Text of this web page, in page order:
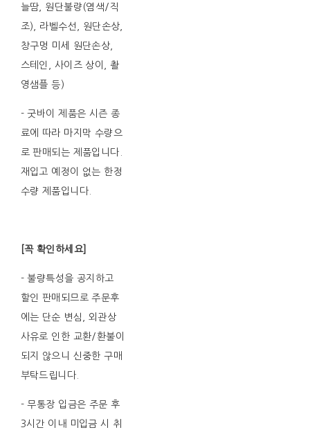
늘땀, 원단불량(염색/직
조), 라벨수선, 원단손상,
창구멍 미세 원단손상,
스테인, 사이즈 상이, 촬
영샘플 등)
- 굿바이 제품은 시즌 종
료에 따라 마지막 수량으
로 판매되는 제품입니다.
재입고 예정이 없는 한정
수량 제품입니다.
[꼭 확인하세요]
- 불량특성을 공지하고
할인 판매되므로 주문후
에는 단순 변심, 외관상
사유로 인한 교환/환불이
되지 않으니 신중한 구매
부탁드립니다.
- 무통장 입금은 주문 후
3시간 이내 미입금 시 취